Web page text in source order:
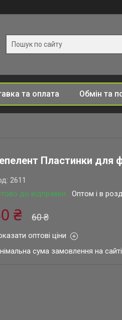
та оплата Обмін та
Пластинки для
до відправки Оптом і в
2611
60 ₴
₴
оптові ціни
сума замовлення на